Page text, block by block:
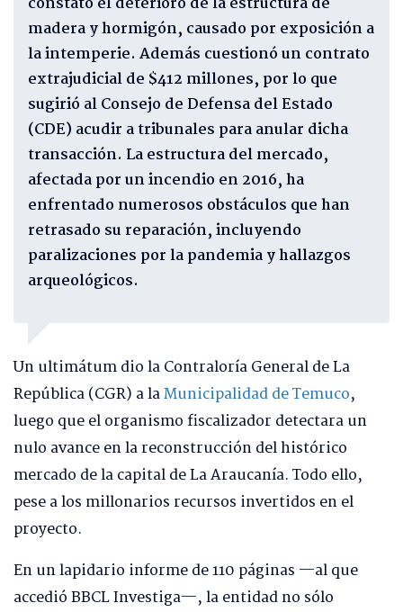
madera y hormigón, causado por exposición a
la intemperie. Además cuestionó un contrato
extrajudicial de $412 millones, por lo que
sugirió al Consejo de Defensa del Estado
(CDE) acudir a tribunales para anular dicha
transacción. La estructura del mercado,
afectada por un incendio en 2016, ha
enfrentado numerosos obstáculos que han
retrasado su reparación, incluyendo
paralizaciones por la pandemia y hallazgos
arqueológicos.
Un ultimátum dio la Contraloría General de La
República (CGR) a laMunicipalidad de Temuco,
luego que el organismo fiscalizador detectara un
nulo avance en la reconstrucción del histórico
mercado de la capital de La Araucanía. Todo ello,
pese a los millonarios recursos invertidos en el
proyecto.
En un lapidario informe de 110 páginas —al que
accedió BBCL Investiga—, la entidad no sólo